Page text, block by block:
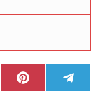
Compartir
en
P
i en
e